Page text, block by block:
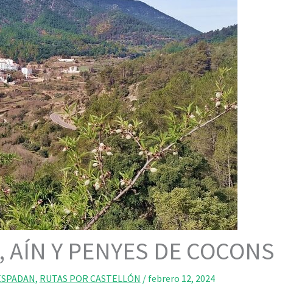
AÍN Y PENYES DE COCONS
, RUTAS POR CASTELLÓN / febrero 12, 2024